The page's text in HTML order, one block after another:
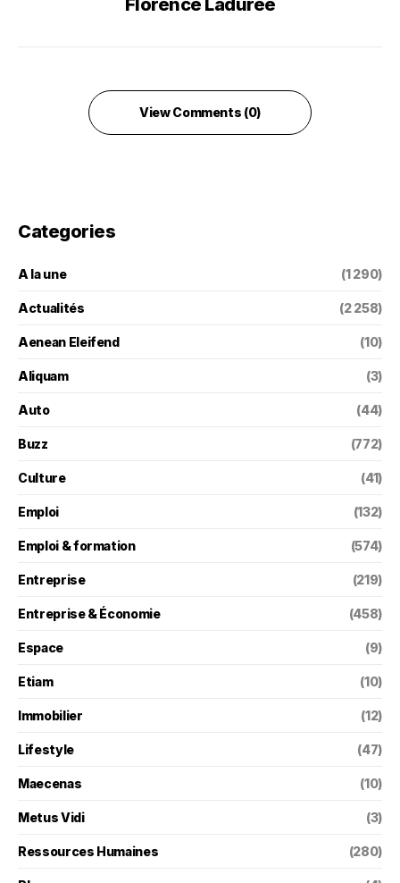
Florence Ladurée
View Comments (0)
Categories
A la une (1 290)
Actualités (2 258)
Aenean Eleifend (10)
Aliquam (3)
Auto (44)
Buzz (772)
Culture (41)
Emploi (132)
Emploi & formation (574)
Entreprise (219)
Entreprise & Économie (458)
Espace (9)
Etiam (10)
Immobilier (12)
Lifestyle (47)
Maecenas (10)
Metus Vidi (3)
Ressources Humaines (280)